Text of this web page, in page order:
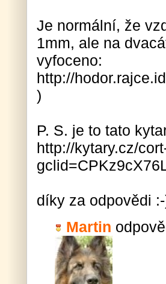
Je normální, že
1mm, ale na
vyfoceno:
http://
)
P. S. je to tato
http://kytary.cz/
díky za odpovědi
Martin